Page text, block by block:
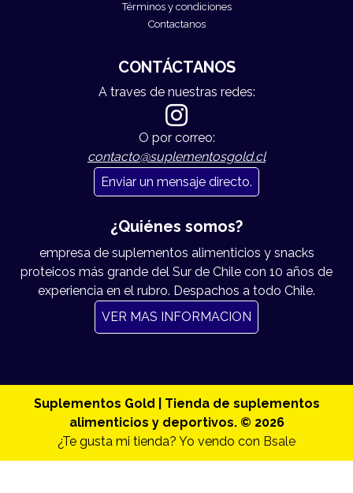
Términos y condiciones
Contactanos
CONTÁCTANOS
A traves de nuestras redes:
O por correo:
contacto@suplementosgold.cl
Enviar un mensaje directo.
¿Quiénes somos?
empresa de suplementos alimenticios y snacks
proteicos más grande del Sur de Chile con 10 años de
experiencia en el rubro. Despachos a todo Chile.
VER MAS INFORMACION
Suplementos Gold | Tienda de suplementos
alimenticios y deportivos. © 2026
¿Te gusta mi tienda? Yo vendo con Bsale